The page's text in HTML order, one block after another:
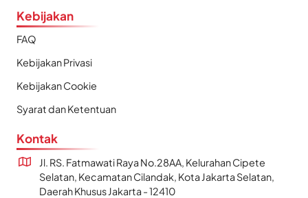
Kebijakan
FAQ
Kebijakan Privasi
Kebijakan Cookie
Syarat dan Ketentuan
Kontak
Jl. RS. Fatmawati Raya No.28AA, Kelurahan Cipete
Selatan, Kecamatan Cilandak, Kota Jakarta Selatan,
Daerah Khusus Jakarta - 12410